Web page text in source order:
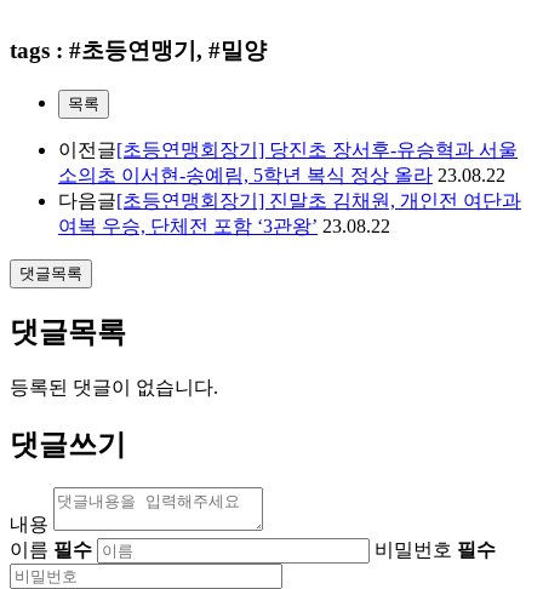
tags : #초등연맹기, #밀양
목록
이전글[초등연맹회장기] 당진초 장서후-유승혁과 서울
소의초 이서현-송예림, 5학년 복식 정상 올라 23.08.22
다음글[초등연맹회장기] 진말초 김채원, 개인전 여단과
여복 우승, 단체전 포함 ‘3관왕’ 23.08.22
댓글목록
댓글목록
등록된 댓글이 없습니다.
댓글쓰기
내용
이름 필수 비밀번호 필수